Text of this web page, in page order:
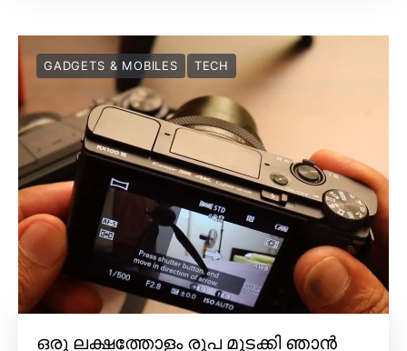
GADGETS & MOBILES TECH
ഒരു ലക്ഷത്തോളം രൂപ മുടക്കി ഞാൻ